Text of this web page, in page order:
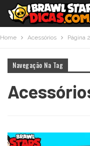
Home Acessórios Página 2
Navegação Na Tag